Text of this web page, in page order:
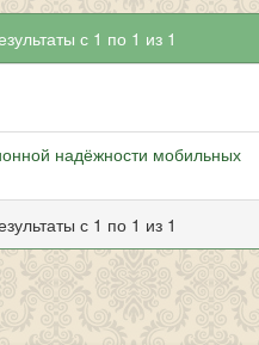
с 1 по 1 из 1
надёжности мобильных
с 1 по 1 из 1